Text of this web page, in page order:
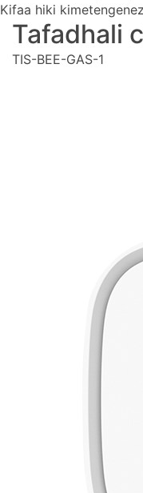
Kifaa hiki
Tafadhali
TIS-BEE-GAS-1